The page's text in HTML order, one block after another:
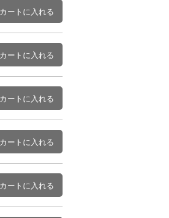
カートに入れる
カートに入れる
カートに入れる
カートに入れる
カートに入れる